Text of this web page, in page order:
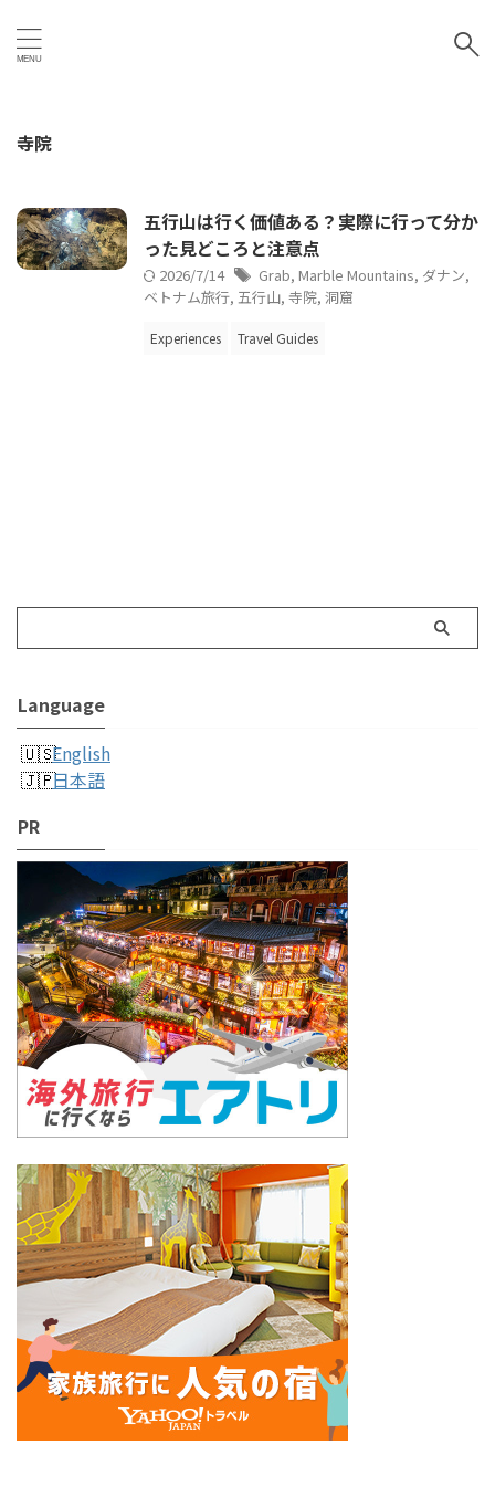
寺院
五行山は行く価値ある？実際に行って分か
った見どころと注意点
2026/7/14 Grab, Marble Mountains, ダナン,
ベトナム旅行, 五行山, 寺院, 洞窟
Experiences Travel Guides
Language
English
日本語
PR